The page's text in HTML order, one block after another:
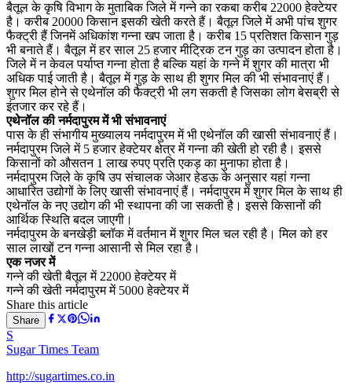
बैतूल के कृषि विभाग के मुताबिक जिले में गन्ने का रकबा करीब 22000 हेक्टेयर
है। करीब 20000 किसान इसकी खेती करते हैं। बैतूल जिले में अभी पांच शुगर
फैक्ट्री हैं जिनमें अधिकांश गन्ना खप जाता है। करीब 15 प्रतिशत किसान गुड़
भी बनाते हैं। बैतूल में हर साल 25 हजार मीट्रिक टन गुड़ का उत्पादन होता है।
जिले में न केवल पर्याप्त गन्ना होता है बल्कि यहां के गन्ने में शुगर की मात्रा भी
अधिक पाई जाती है। बैतूल में गुड़ के साथ ही शुगर मिल की भी संभावनाएं हैं।
शुगर मिल होने से एथेनॉल की फैक्ट्री भी लग सकती है जिसका लोग बेसब्री से
इंतजार कर रहे हैं।
एथेनॉल की नर्मदापुरम में भी संभावनाएं
पास के ही संभागीय मुख्यालय नर्मदापुरम में भी एथेनॉल की खासी संभावनाएं हैं।
नर्मदापुरम जिले में 5 हजार हेक्टेयर क्षेत्र में गन्ना की खेती हो रही है। इससे
किसानों को औसतन 1 लाख रुपए प्रति एकड़ का मुनाफा होता है।
नर्मदापुरम जिले के कृषि उप संचालक जेआर हेडऊ के अनुसार यहां गन्ना
आधारित उद्योगों के लिए खासी संभावनाएं हैं। नर्मदापुरम में शुगर मिल के साथ ही
एथेनॉल के नए उद्योग की भी स्थापना की जा सकती है। इससे किसानों की
आर्थिक स्थिति बदल जाएगी।
नर्मदापुरम के बनखेड़ी ब्लॉक में वर्तमान में शुगर मिल चल रही है। मिल को हर
साल लाखों टन गन्ना आसानी से मिल रहा है।
एक नजर में
गन्ने की खेती बैतूल में 22000 हेक्टेयर में
गन्ने की खेती नर्मदापुरम में 5000 हेक्टेयर में
Share this article
Share
S
Sugar Times Team
http://sugartimes.co.in